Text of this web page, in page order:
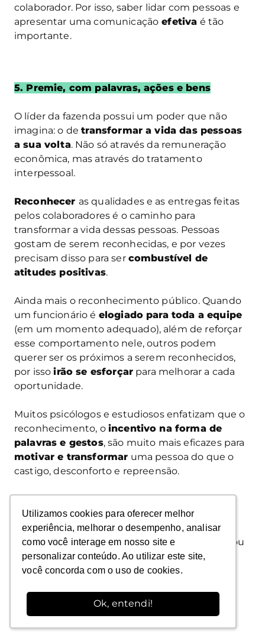
Utilizamos cookies para oferecer melhor
experiência, melhorar o desempenho, analisar
como você interage em nosso site e
personalizar conteúdo. Ao utilizar este site,
você concorda com o uso de cookies.
Ok, entendi!
Utilizamos cookies para oferecer melhor
experiência, melhorar o desempenho, analisar
como você interage em nosso site e
personalizar conteúdo. Ao utilizar este site,
você concorda com o uso de cookies.
Ok, entendi!
colaborador. Por isso, saber lidar com pessoas e
apresentar uma comunicação efetiva é tão
importante.
5. Premie, com palavras, ações e bens
O líder da fazenda possui um poder que não
imagina: o detransformar a vida das pessoas
a sua volta. Não só através da remuneração
econômica, mas através do tratamento
interpessoal.
Reconhecer as qualidades e as entregas feitas
pelos colaboradores é o caminho para
transformar a vida dessas pessoas. Pessoas
gostam de serem reconhecidas, e por vezes
precisam disso para ser combustível de
atitudes positivas.
Ainda mais o reconhecimento público. Quando
um funcionário é elogiado para toda a equipe
(em um momento adequado), além de reforçar
esse comportamento nele, outros podem
querer ser os próximos a serem reconhecidos,
por issoirão se esforçar para melhorar a cada
oportunidade.
Muitos psicólogos e estudiosos enfatizam que o
reconhecimento, o incentivo na forma de
palavras e gestos, são muito mais eficazes para
motivar e transformar uma pessoa do que o
castigo, desconforto e repreensão.
diversos: premiações simbólicas (medalhas,
certificados, rankings etc.), discurso de
enaltecimento e até bonificações (presentes ou
bônus em dinheiro), que quando combinados
entre si sãoainda melhores.